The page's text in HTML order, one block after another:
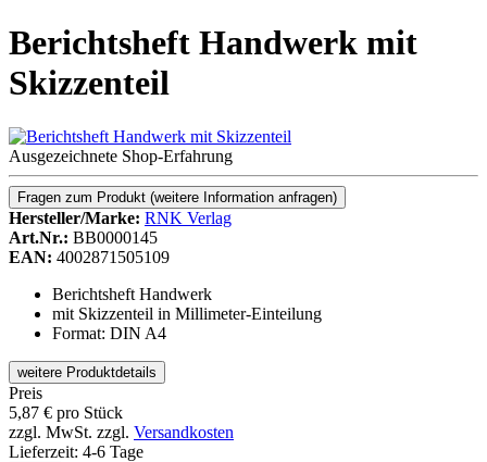
Berichtsheft Handwerk mit
Skizzenteil
Ausgezeichnete Shop-Erfahrung
Fragen zum Produkt (weitere Information anfragen)
Hersteller/Marke: RNK Verlag
Art.Nr.: BB0000145
EAN: 4002871505109
Berichtsheft Handwerk
mit Skizzenteil in Millimeter-Einteilung
Format: DIN A4
weitere Produktdetails
Preis
5,87 € pro Stück
zzgl. MwSt. zzgl. Versandkosten
Lieferzeit: 4-6 Tage